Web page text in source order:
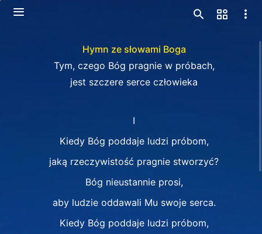
Hymn ze słowami Boga
Tym, czego Bóg pragnie w próbach,
jest szczere serce człowieka
I
Kiedy Bóg poddaje ludzi próbom,
jaką rzeczywistość pragnie stworzyć?
Bóg nieustannie prosi,
aby ludzie oddawali Mu swoje serca.
Kiedy Bóg poddaje ludzi próbom,